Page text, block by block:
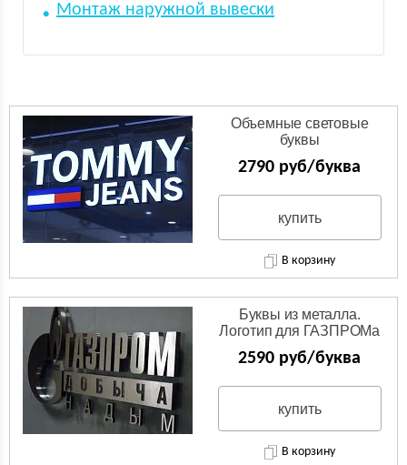
Монтаж наружной вывески
Объемные световые
буквы
2790 руб/буква
купить
В корзину
Буквы из металла.
Логотип для ГАЗПРОМа
из нержавейки.
2590 руб/буква
купить
В корзину